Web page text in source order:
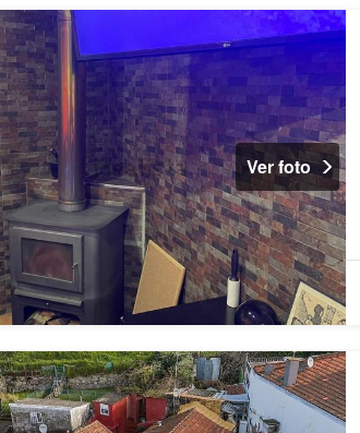
Ver foto